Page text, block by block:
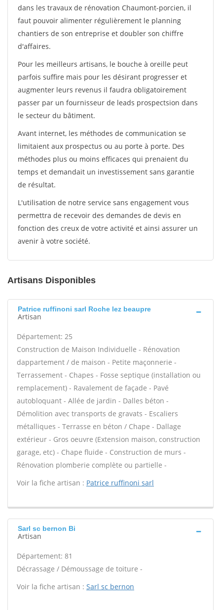
dans les travaux de rénovation Chaumont-porcien, il
faut pouvoir alimenter régulièrement le planning
chantiers de son entreprise et doubler son chiffre
d'affaires.
Pour les meilleurs artisans, le bouche à oreille peut
parfois suffire mais pour les désirant progresser et
augmenter leurs revenus il faudra obligatoirement
passer par un fournisseur de leads prospectsion dans
le secteur du bâtiment.
Avant internet, les méthodes de communication se
limitaient aux prospectus ou au porte à porte. Des
méthodes plus ou moins efficaces qui prenaient du
temps et demandait un investissement sans garantie
de résultat.
L'utilisation de notre service sans engagement vous
permettra de recevoir des demandes de devis en
fonction des creux de votre activité et ainsi assurer un
avenir à votre société.
Artisans Disponibles
Patrice ruffinoni sarl Roche lez beaupre
Artisan
Département: 25
Construction de Maison Individuelle - Rénovation
dappartement / de maison - Petite maçonnerie -
Terrassement - Chapes - Fosse septique (installation ou
remplacement) - Ravalement de façade - Pavé
autobloquant - Allée de jardin - Dalles béton -
Démolition avec transports de gravats - Escaliers
métalliques - Terrasse en béton / Chape - Dallage
extérieur - Gros oeuvre (Extension maison, construction
garage, etc) - Chape fluide - Construction de murs -
Rénovation plomberie complète ou partielle -
Voir la fiche artisan : Patrice ruffinoni sarl
Sarl sc bernon Bi
Artisan
Département: 81
Décrassage / Démoussage de toiture -
Voir la fiche artisan : Sarl sc bernon